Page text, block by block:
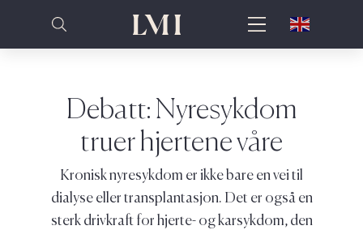
Debatt: Nyresykdom
truer hjertene våre
Kronisk nyresykdom er ikke bare en vei til
dialyse eller transplantasjon. Det er også en
sterk drivkraft for hjerte- og karsykdom, den